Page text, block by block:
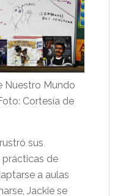
Nuestro Mundo
Cortesía de
sus
prácticas de
a aulas
Jackie se